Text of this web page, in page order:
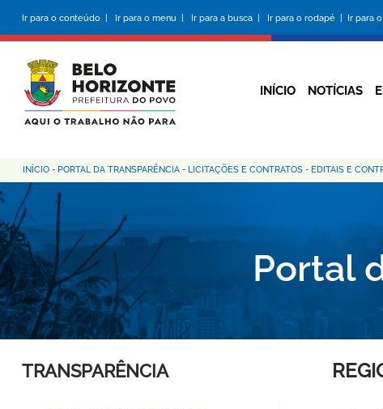
conteúdo
principal
Ir para o conteúdo | Ir para o menu | Ir para a busca | Ir para o rodapé | Ir para
INÍCIO NOTÍCIAS
Trilha
de
navegação
INÍCIO - PORTAL DA TRANSPARÊNCIA - LICITAÇÕES E CONTRATOS - EDITAIS E
Portal
TRANSPARÊNCIA